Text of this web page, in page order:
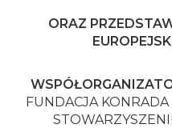
ORAZ
FUNDACJA